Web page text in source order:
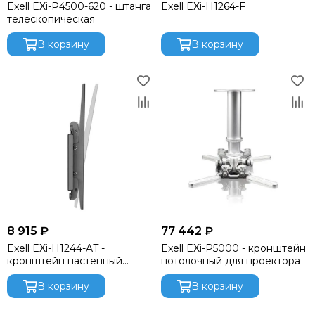
Audiorus
Audiophony
Avolites
Beyerdynamic
Color Imagination
Cordial
CRCBOX
Cree Led
Crown
CVGAUDIO
Exell EXi-P4500-620 - штанга
телескопическая
В корзину
Exell EXi-H1264-F
В корзину
8 915 ₽
Exell EXi-H1244-AT -
кронштейн настенный
наклонный
В корзину
77 442 ₽
Exell EXi-P5000 - кронштейн
потолочный для проектора
В корзину